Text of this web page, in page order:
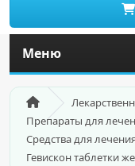
Меню
Препараты для
Средства для
Гевискон таблетки